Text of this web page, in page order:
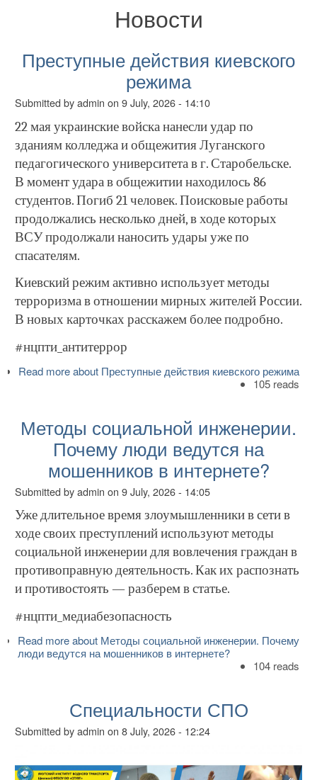
Новости
Преступные действия киевского
режима
Submitted byadmin on 9 July, 2026 - 14:10
22 мая украинские войска нанесли удар по
зданиям колледжа и общежития Луганского
педагогического университета в г. Старобельске.
В момент удара в общежитии находилось 86
студентов. Погиб 21 человек. Поисковые работы
продолжались несколько дней, в ходе которых
ВСУ продолжали наносить удары уже по
спасателям.
Киевский режим активно использует методы
терроризма в отношении мирных жителей России.
В новых карточках расскажем более подробно.
#нцпти_антитеррор
Read moreabout Преступные действия киевского режима
105 reads
Методы социальной инженерии.
Почему люди ведутся на
мошенников в интернете?
Submitted byadmin on 9 July, 2026 - 14:05
Уже длительное время злоумышленники в сети в
ходе своих преступлений используют методы
социальной инженерии для вовлечения граждан в
противоправную деятельность. Как их распознать
и противостоять — разберем в статье.
#нцпти_медиабезопасность
Read moreabout Методы социальной инженерии. Почему
люди ведутся на мошенников в интернете?
104 reads
Специальности СПО
Submitted byadmin on 8 July, 2026 - 12:24